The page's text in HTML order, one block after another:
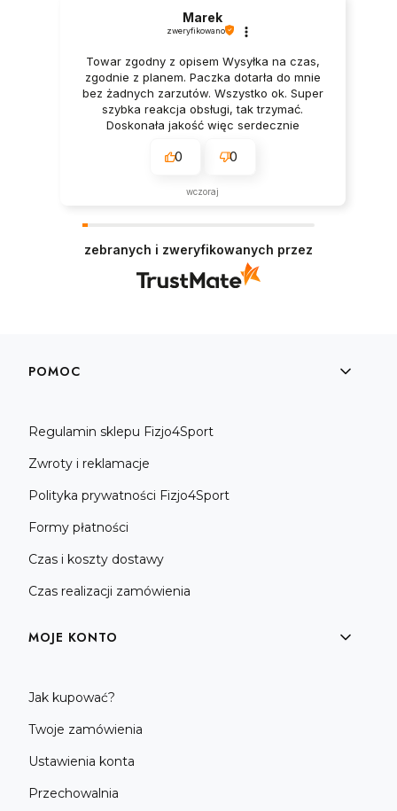
Marek
zweryfikowano
Towar zgodny z opisem Wysyłka na czas,
zgodnie z planem. Paczka dotarła do mnie
bez żadnych zarzutów. Wszystko ok. Super
szybka reakcja obsługi, tak trzymać.
Doskonała jakość więc serdecznie
0 0
wczoraj
zebranych i zweryfikowanych przez
Linki w stopce
POMOC
Regulamin sklepu Fizjo4Sport
Zwroty i reklamacje
Polityka prywatności Fizjo4Sport
Formy płatności
Czas i koszty dostawy
Czas realizacji zamówienia
MOJE KONTO
Jak kupować?
Twoje zamówienia
Ustawienia konta
Przechowalnia